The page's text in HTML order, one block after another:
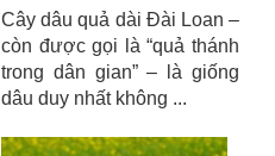
Cây dâu quả dài Đài Loan –
còn được gọi là “quả thánh
trong dân gian” – là giống
dâu duy nhất không ...